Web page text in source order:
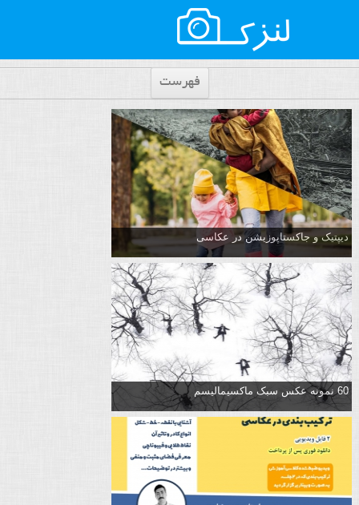
فهرست
دیپتیک و جاکستا‌پوزیشن در عکاسی
60 نمونه عکس سبک ماکسیمالیسم